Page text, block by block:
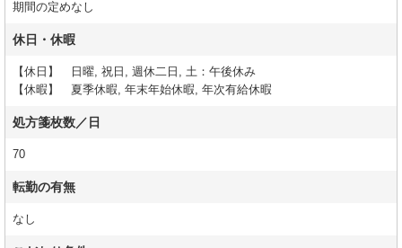
期間の定めなし
休日・休暇
【休日】 日曜, 祝日, 週休二日, 土：午後休み
【休暇】 夏季休暇, 年末年始休暇, 年次有給休暇
処方箋枚数／日
70
転勤の有無
なし